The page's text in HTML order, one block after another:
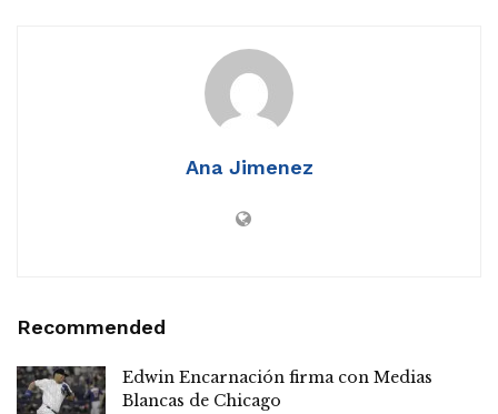
Ana Jimenez
Recommended
Edwin Encarnación firma con Medias
Blancas de Chicago